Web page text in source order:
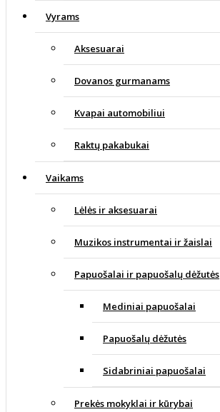
Vyrams
Aksesuarai
Dovanos gurmanams
Kvapai automobiliui
Raktų pakabukai
Vaikams
Lėlės ir aksesuarai
Muzikos instrumentai ir žaislai
Papuošalai ir papuošalų dėžutės
Mediniai papuošalai
Papuošalų dėžutės
Sidabriniai papuošalai
Prekės mokyklai ir kūrybai